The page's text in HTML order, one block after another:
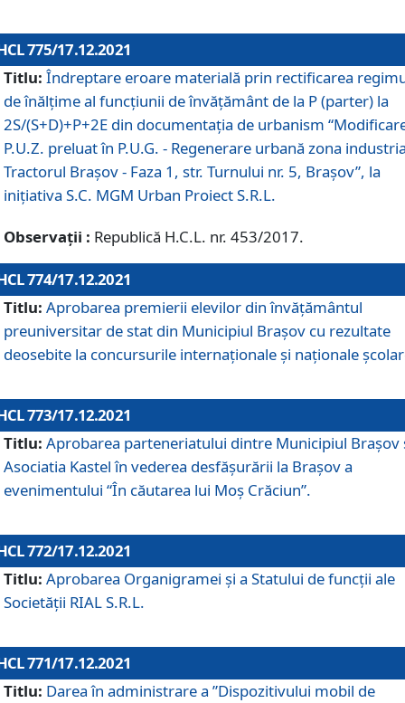
775/17.12.2021
Titlu: Îndreptare eroare materială prin rectificarea
de înălţime al funcţiunii de învăţământ de la P (parter) la
2S/(S+D)+P+2E din documentaţia de urbanism
P.U.Z. preluat în P.U.G. - Regenerare urbană zona
Tractorul Braşov - Faza 1, str. Turnului nr. 5, Braşov”, la
iniţiativa S.C. MGM Urban Proiect S.R.L.
Observații : Republică H.C.L. nr. 453/2017.
774/17.12.2021
Titlu: Aprobarea premierii elevilor din învățământul
preuniversitar de stat din Municipiul Brașov cu rezultate
deosebite la concursurile internaționale și naționale
773/17.12.2021
Titlu: Aprobarea parteneriatului dintre Municipiul Brașov
Asociatia Kastel în vederea desfăşurării la Brașov a
evenimentului “În căutarea lui Moș Crăciun”.
772/17.12.2021
Titlu: Aprobarea Organigramei şi a Statului de funcţii ale
Societăţii RIAL S.R.L.
771/17.12.2021
Titlu: Darea în administrare a ”Dispozitivului mobil de